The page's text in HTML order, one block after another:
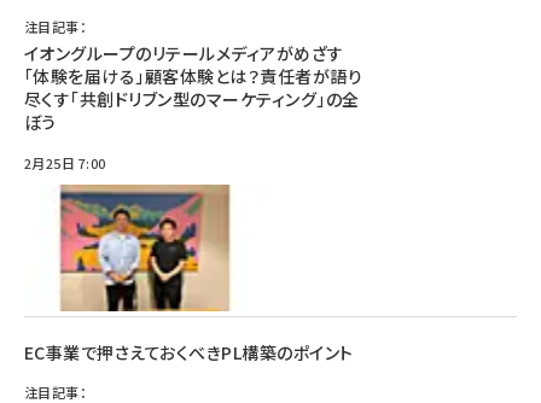
注目記事：
イオングループのリテールメディアがめざす
「体験を届ける」顧客体験とは？責任者が語り
尽くす「共創ドリブン型のマーケティング」の全
ぼう
2月25日 7:00
EC事業で押さえておくべきPL構築のポイント
注目記事：